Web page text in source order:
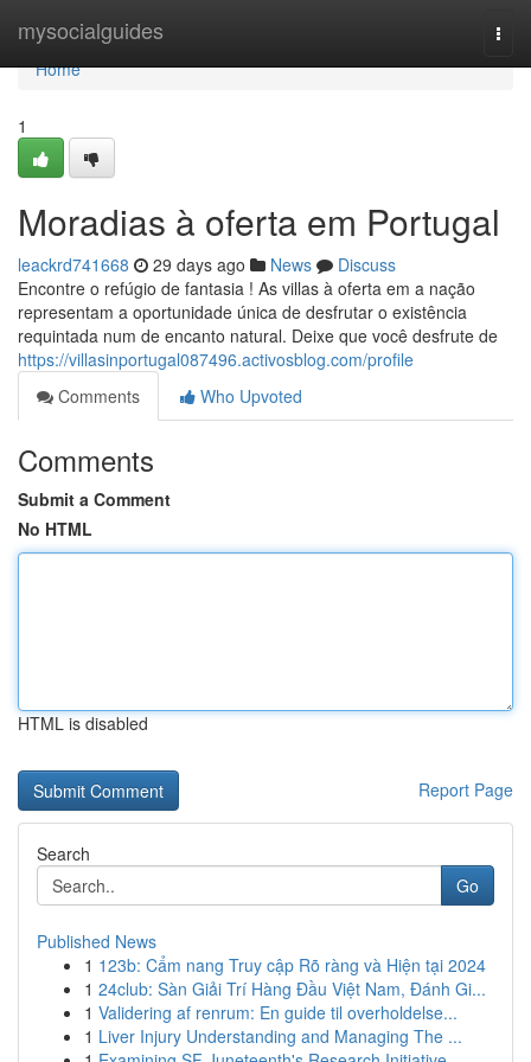
mysocialguides
Home
Home
1
Moradias à oferta em Portugal
leackrd741668 29 days ago News
Discuss
Encontre o refúgio de fantasia ! As villas à oferta em a nação
representam a oportunidade única de desfrutar o existência
requintada num de encanto natural. Deixe que você desfrute de
https://villasinportugal087496.activosblog.com/profile
Comments
Who Upvoted
Comments
Submit a Comment
No HTML
HTML is disabled
Report Page
Search
Go
Published News
1 123b: Cẩm nang Truy cập Rõ ràng và Hiện tại 2024
1 24club: Sàn Giải Trí Hàng Đầu Việt Nam, Đánh Gi...
1 Validering af renrum: En guide til overholdelse...
1 Liver Injury Understanding and Managing The ...